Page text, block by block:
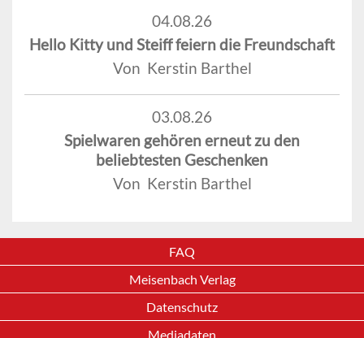
04.08.26
Hello Kitty und Steiff feiern die Freundschaft
Von Kerstin Barthel
03.08.26
Spielwaren gehören erneut zu den
beliebtesten Geschenken
Von Kerstin Barthel
FAQ
Meisenbach Verlag
Datenschutz
Mediadaten